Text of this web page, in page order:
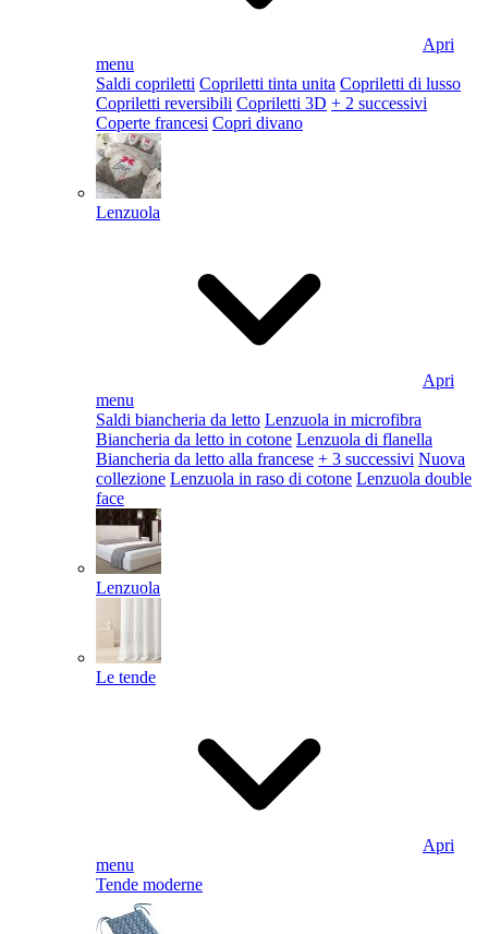
Apri
menu
Saldi copriletti Copriletti tinta unita Copriletti di lusso
Copriletti reversibili Copriletti 3D + 2 successivi
Coperte francesi Copri divano
Lenzuola
Apri
menu
Saldi biancheria da letto Lenzuola in microfibra
Biancheria da letto in cotone Lenzuola di flanella
Biancheria da letto alla francese + 3 successivi Nuova
collezione Lenzuola in raso di cotone Lenzuola double
face
Lenzuola
Le tende
Apri
menu
Tende moderne